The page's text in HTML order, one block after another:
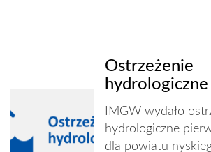
Ostrzeżenie
IMGW wydało
hydrologiczne
dla powiatu